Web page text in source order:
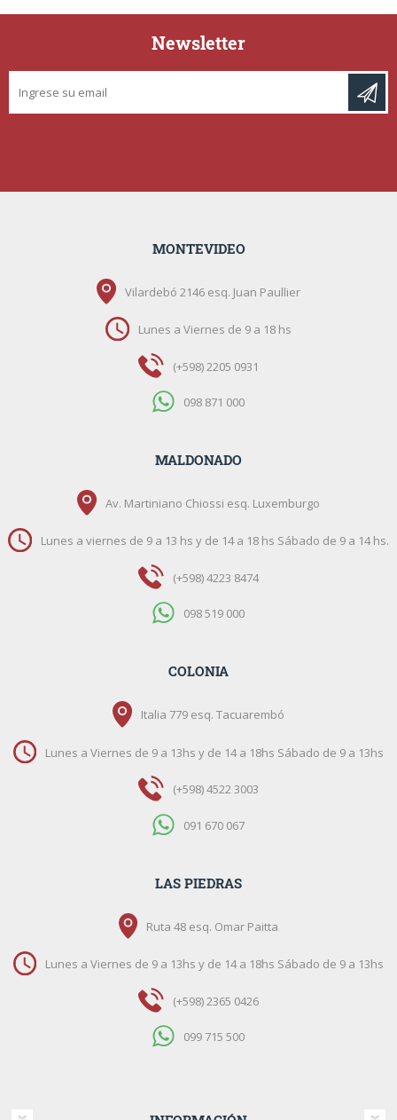
Newsletter
MONTEVIDEO
Vilardebó 2146 esq. Juan Paullier
Lunes a Viernes de 9 a 18 hs
(+598) 2205 0931
098 871 000
MALDONADO
Av. Martiniano Chiossi esq. Luxemburgo
Lunes a viernes de 9 a 13 hs y de 14 a 18 hs Sábado de 9 a 14 hs.
(+598) 4223 8474
098 519 000
COLONIA
Italia 779 esq. Tacuarembó
Lunes a Viernes de 9 a 13hs y de 14 a 18hs Sábado de 9 a 13hs
(+598) 4522 3003
091 670 067
LAS PIEDRAS
Ruta 48 esq. Omar Paitta
Lunes a Viernes de 9 a 13hs y de 14 a 18hs Sábado de 9 a 13hs
(+598) 2365 0426
099 715 500